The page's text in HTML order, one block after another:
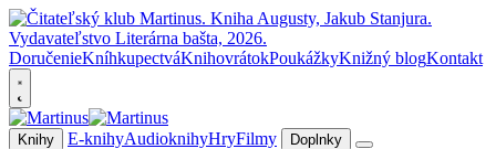
DoručenieKníhkupectváKnihovrátokPoukážkyKnižný blogKontakt
Knihy E-knihyAudioknihyHryFilmy Doplnky